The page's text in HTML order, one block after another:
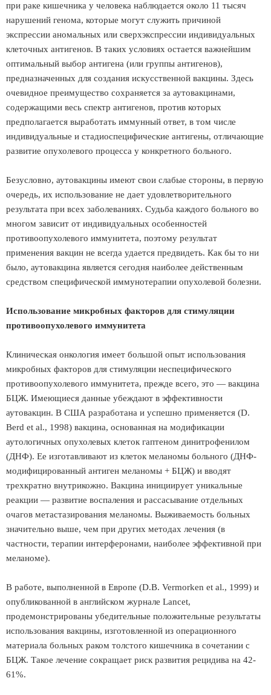
при раке кишечника у человека наблюдается около 11 тысяч
нарушений генома, которые могут служить причиной
экспрессии аномальных или сверхэкспрессии индивидуальных
клеточных антигенов. В таких условиях остается важнейшим
оптимальный выбор антигена (или группы антигенов),
предназначенных для создания искусственной вакцины. Здесь
очевидное преимущество сохраняется за аутовакцинами,
содержащими весь спектр антигенов, против которых
предполагается выработать иммунный ответ, в том числе
индивидуальные и стадиоспецифические антигены, отличающие
развитие опухолевого процесса у конкретного больного.
Безусловно, аутовакцины имеют свои слабые стороны, в первую
очередь, их использование не дает удовлетворительного
результата при всех заболеваниях. Судьба каждого больного во
многом зависит от индивидуальных особенностей
противоопухолевого иммунитета, поэтому результат
применения вакцин не всегда удается предвидеть. Как бы то ни
было, аутовакцина является сегодня наиболее действенным
средством специфической иммунотерапии опухолевой болезни.
Использование микробных факторов для стимуляции
противоопухолевого иммунитета
Клиническая онкология имеет большой опыт использования
микробных факторов для стимуляции неспецифического
противоопухолевого иммунитета, прежде всего, это — вакцина
БЦЖ. Имеющиеся данные убеждают в эффективности
аутовакцин. В США разработана и успешно применяется (D.
Berd et al., 1998) вакцина, основанная на модификации
аутологичных опухолевых клеток гаптеном динитрофенилом
(ДНФ). Ее изготавливают из клеток меланомы больного (ДНФ-
модифицированный антиген меланомы + БЦЖ) и вводят
трехкратно внутрикожно. Вакцина инициирует уникальные
реакции — развитие воспаления и рассасывание отдельных
очагов метастазирования меланомы. Выживаемость больных
значительно выше, чем при других методах лечения (в
частности, терапии интерферонами, наиболее эффективной при
меланоме).
В работе, выполненной в Европе (D.В. Vermorken et al., 1999) и
опубликованной в английском журнале Lancet,
продемонстрированы убедительные положительные результаты
использования вакцины, изготовленной из операционного
материала больных раком толстого кишечника в сочетании с
БЦЖ. Такое лечение сокращает риск развития рецидива на 42-
61%.